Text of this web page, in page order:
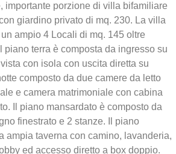
importante porzione di villa bifamiliare
giardino privato di mq. 230. La villa
ampio 4 Locali di mq. 145 oltre
piano terra è composta da ingresso su
con isola con uscita diretta su
composto da due camere da letto
e camera matrimoniale con cabina
Il piano mansardato è composto da
finestrato e 2 stanze. Il piano
ampia taverna con camino, lavanderia,
ed accesso diretto a box doppio.